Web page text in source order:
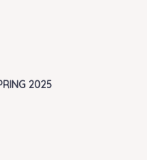
2025